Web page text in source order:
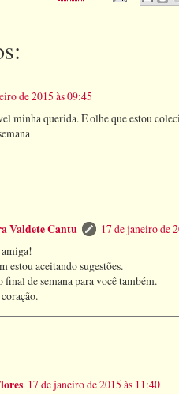
de 2015 às 09:45
minha querida. E olhe que estou
Valdete Cantu
17 de janeiro de
estou aceitando sugestões.
de semana para você também.
17 de janeiro de 2015 às 11:40